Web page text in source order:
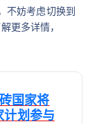
不妨考虑切换到
更多详情，
国家将
计划参与